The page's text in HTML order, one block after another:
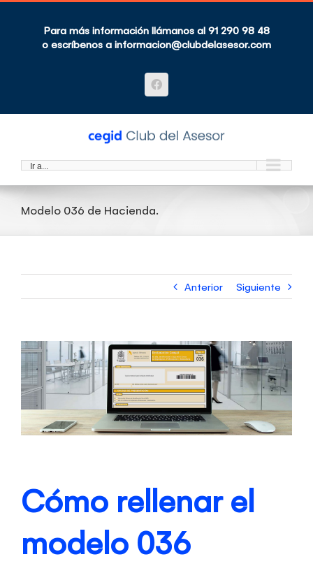
Saltar
contenidoPara más información llámanos al 91 290 98 48
o escríbenos a informacion@clubdelasesor.com
Facebook
Ir a...
Modelo 036 de Hacienda.
Anterior Siguiente
Ver
imagen
más
grande
Cómo rellenar el
modelo 036